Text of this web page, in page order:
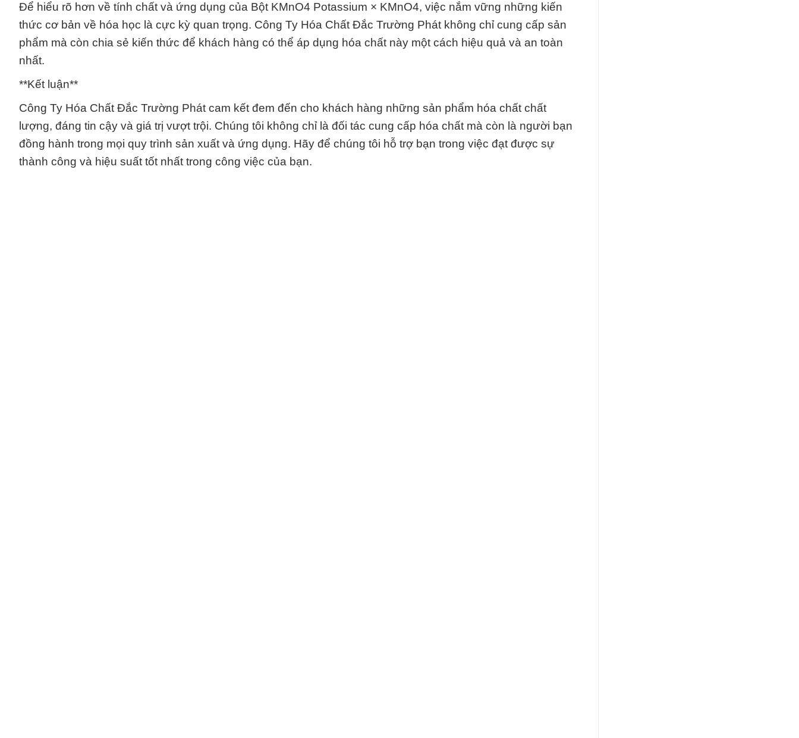
Để hiểu rõ hơn về tính chất và ứng dụng của Bột KMnO4 Potassium × KMnO4, việc nắm vững những kiến
thức cơ bản về hóa học là cực kỳ quan trọng. Công Ty Hóa Chất Đắc Trường Phát không chỉ cung cấp sản
phẩm mà còn chia sẻ kiến thức để khách hàng có thể áp dụng hóa chất này một cách hiệu quả và an toàn
nhất.
**Kết luận**
Công Ty Hóa Chất Đắc Trường Phát cam kết đem đến cho khách hàng những sản phẩm hóa chất chất
lượng, đáng tin cậy và giá trị vượt trội. Chúng tôi không chỉ là đối tác cung cấp hóa chất mà còn là người bạn
đồng hành trong mọi quy trình sản xuất và ứng dụng. Hãy để chúng tôi hỗ trợ bạn trong việc đạt được sự
thành công và hiệu suất tốt nhất trong công việc của bạn.